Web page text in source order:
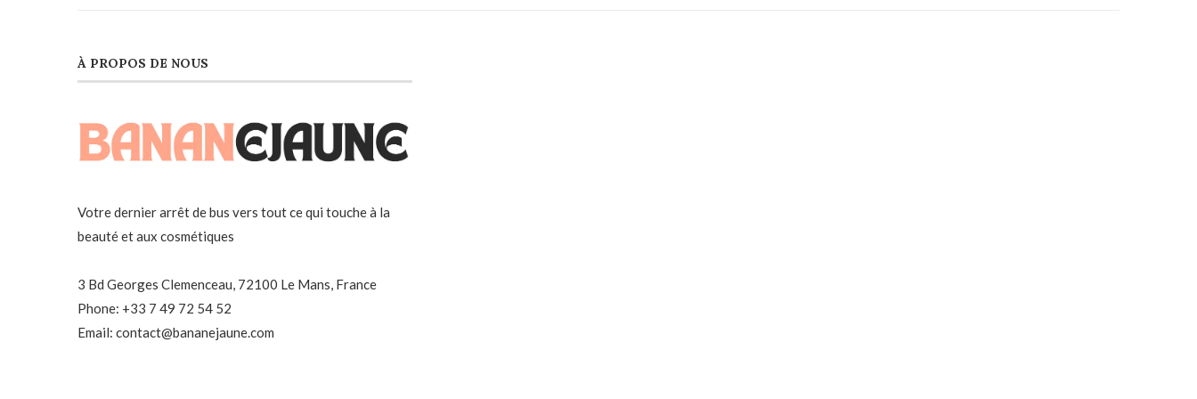
À PROPOS DE NOUS
Votre dernier arrêt de bus vers tout ce qui touche à la
beauté et aux cosmétiques
3 Bd Georges Clemenceau, 72100 Le Mans, France
Phone: +33 7 49 72 54 52
Email: contact@bananejaune.com